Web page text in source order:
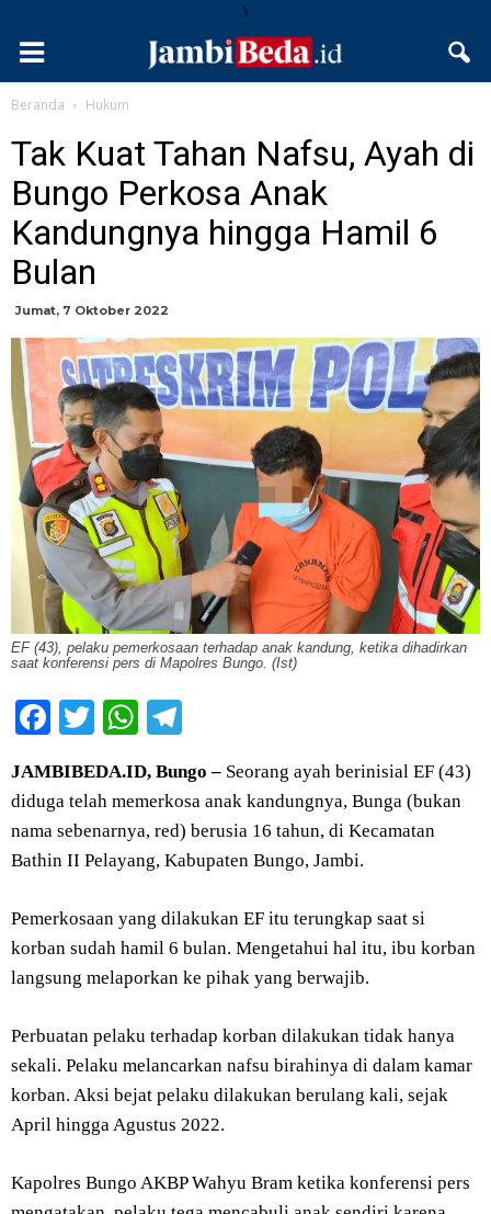
\
Beranda Hukum
Tak Kuat Tahan Nafsu, Ayah di
Bungo Perkosa Anak
Kandungnya hingga Hamil 6
Bulan
Jumat, 7 Oktober 2022
EF (43), pelaku pemerkosaan terhadap anak kandung, ketika dihadirkan
saat konferensi pers di Mapolres Bungo. (Ist)
Facebook
TwitterWhatsApp
JAMBIBEDA.ID, Bungo – Seorang ayah berinisial EF (43)
diduga telah memerkosa anak kandungnya, Bunga (bukan
nama sebenarnya, red) berusia 16 tahun, di Kecamatan
Bathin II Pelayang, Kabupaten Bungo, Jambi.
Pemerkosaan yang dilakukan EF itu terungkap saat si
korban sudah hamil 6 bulan. Mengetahui hal itu, ibu korban
langsung melaporkan ke pihak yang berwajib.
Perbuatan pelaku terhadap korban dilakukan tidak hanya
sekali. Pelaku melancarkan nafsu birahinya di dalam kamar
korban. Aksi bejat pelaku dilakukan berulang kali, sejak
April hingga Agustus 2022.
Kapolres Bungo AKBP Wahyu Bram ketika konferensi pers